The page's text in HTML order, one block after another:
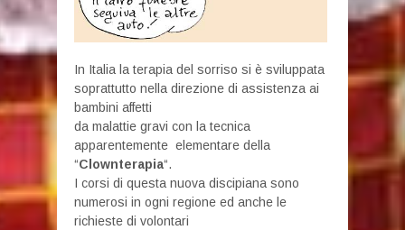
In Italia la terapia del sorriso si è sviluppata
soprattutto nella direzione di assistenza ai
bambini affetti
da malattie gravi con la tecnica
apparentemente elementare della
“Clownterapia“.
I corsi di questa nuova discipiana sono
numerosi in ogni regione ed anche le
richieste di volontari